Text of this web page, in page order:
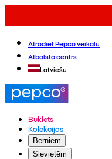
Atrodiet Pepco veikalu
Atbalsta centrs
Latviešu
Buklets
Kolekcijas
Bērniem
Sievietēm